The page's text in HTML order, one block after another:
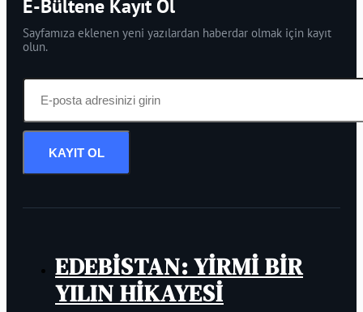
E-Bültene Kayıt Ol
Sayfamıza eklenen yeni yazılardan haberdar olmak için kayıt
olun.
KAYIT OL
EDEBİSTAN: YİRMİ BİR
YILIN HİKAYESİ